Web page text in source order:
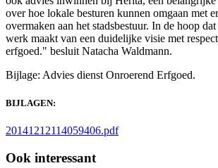
over hoe lokale besturen kunnen omgaan met
overmaken aan het stadsbestuur. In de hoop
werk maakt van een duidelijke visie met
erfgoed." besluit Natacha Waldmann.
Bijlage: Advies dienst Onroerend Erfgoed.
BIJLAGEN:
20141212114059406.pdf
Ook interessant